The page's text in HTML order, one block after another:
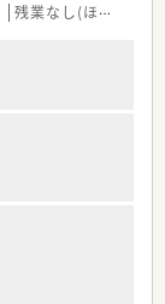
残業なし(ほぼなし含む)